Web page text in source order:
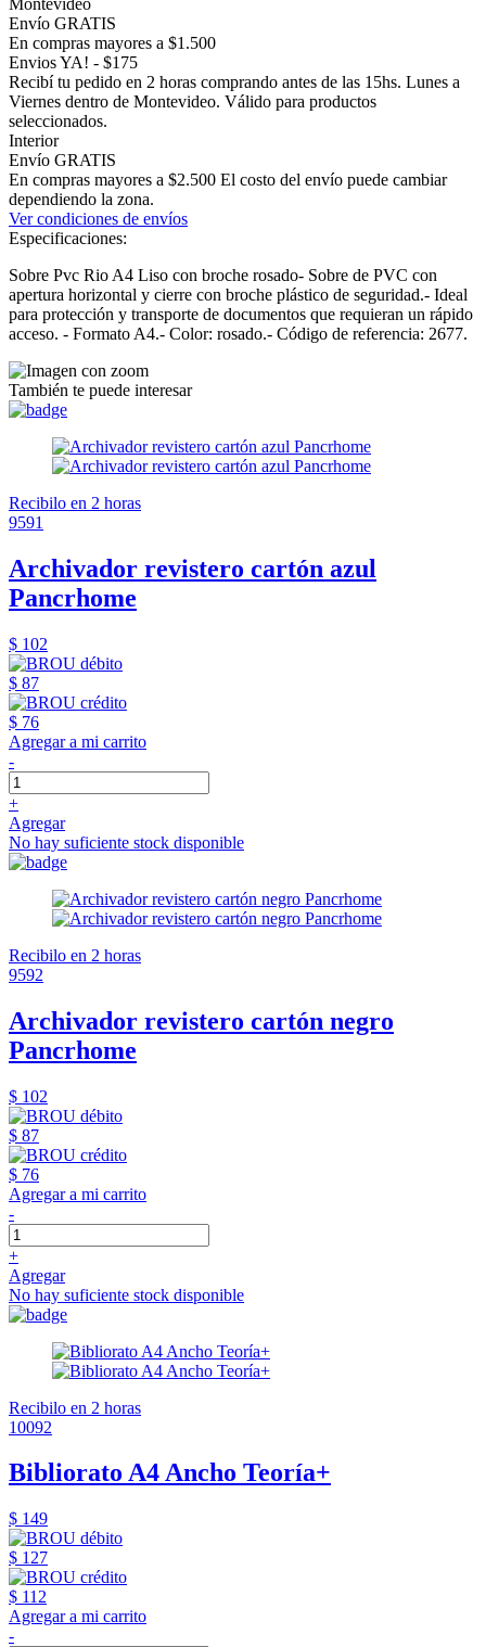
Envío GRATIS
En compras mayores a $1.500
Envios YA! - $175
Recibí tu pedido en 2 horas comprando antes de las 15hs. Lunes a
Viernes dentro de Montevideo. Válido para productos
seleccionados.
Interior
Envío GRATIS
En compras mayores a $2.500 El costo del envío puede cambiar
dependiendo la zona.
Ver condiciones de envíos
Especificaciones:
Sobre Pvc Rio A4 Liso con broche rosado- Sobre de PVC con
apertura horizontal y cierre con broche plástico de seguridad.- Ideal
para protección y transporte de documentos que requieran un rápido
acceso. - Formato A4.- Color: rosado.- Código de referencia: 2677.
También te puede interesar
Recibilo en 2 horas
9591
Archivador revistero cartón azul
Pancrhome
$ 102
$ 87
$ 76
Agregar a mi carrito
-
+
Agregar
No hay suficiente stock disponible
Recibilo en 2 horas
9592
Archivador revistero cartón negro
Pancrhome
$ 102
$ 87
$ 76
Agregar a mi carrito
-
+
Agregar
No hay suficiente stock disponible
Recibilo en 2 horas
10092
Bibliorato A4 Ancho Teoría+
$ 149
$ 127
$ 112
Agregar a mi carrito
-